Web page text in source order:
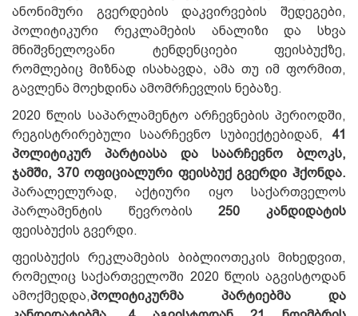
ანონიმური გვერდების დაკვირვების შედეგები,
პოლიტიკური რეკლამების ანალიზი და სხვა
მნიშვნელოვანი ტენდენციები ფეისბუქზე,
რომლებიც მიზნად ისახავდა, ამა თუ იმ ფორმით,
გავლენა მოეხდინა ამომრჩევლის ნებაზე.
2020 წლის საპარლამენტო არჩევნების პერიოდში,
რეგისტრირებული საარჩევნო სუბიექტებიდან, 41
პოლიტიკურ პარტიასა და საარჩევნო ბლოკს,
ჯამში, 370 ოფიციალური ფეისბუქ გვერდი ჰქონდა.
პარალელურად, აქტიური იყო საქართველოს
პარლამენტის წევრობის250 კანდიდატის
ფეისბუქის გვერდი.
ფეისბუქის რეკლამების ბიბლიოთეკის მიხედვით,
რომელიც საქართველოში 2020 წლის აგვისტოდან
ამოქმედდა,პოლიტიკურმა პარტიებმა და